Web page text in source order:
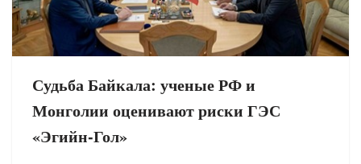
Судьба Байкала: ученые РФ и
Монголии оценивают риски ГЭС
«Эгийн-Гол»